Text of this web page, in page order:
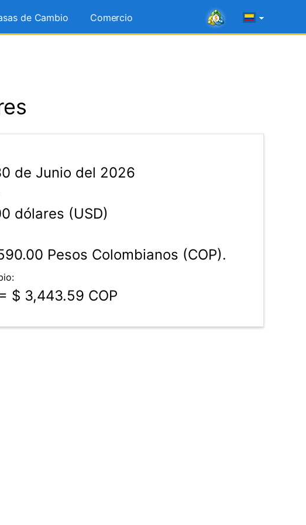
de Cambio Comercio
de Junio del 2026
dólares (USD)
Pesos Colombianos (COP).
$ 3,443.59 COP